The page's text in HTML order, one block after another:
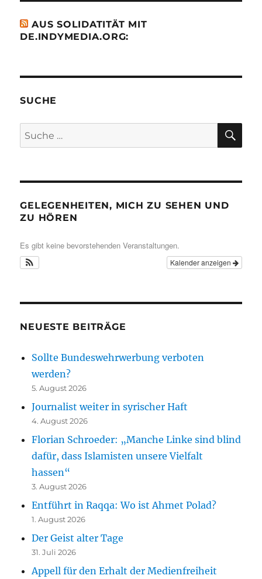
AUS SOLIDATITÄT MIT
DE.INDYMEDIA.ORG:
SUCHE
Suche
nach:
GELEGENHEITEN, MICH ZU SEHEN UND
ZU HÖREN
Es gibt keine bevorstehenden Veranstaltungen.
Kalender anzeigen
NEUESTE BEITRÄGE
Sollte Bundeswehrwerbung verboten
werden?
5. August 2026
Journalist weiter in syrischer Haft
4. August 2026
Florian Schroeder: „Manche Linke sind blind
dafür, dass Islamisten unsere Vielfalt
hassen“
3. August 2026
Entführt in Raqqa: Wo ist Ahmet Polad?
1. August 2026
Der Geist alter Tage
31. Juli 2026
Appell für den Erhalt der Medienfreiheit